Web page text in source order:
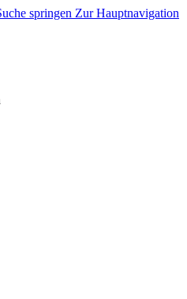
springen Zur Hauptnavigation